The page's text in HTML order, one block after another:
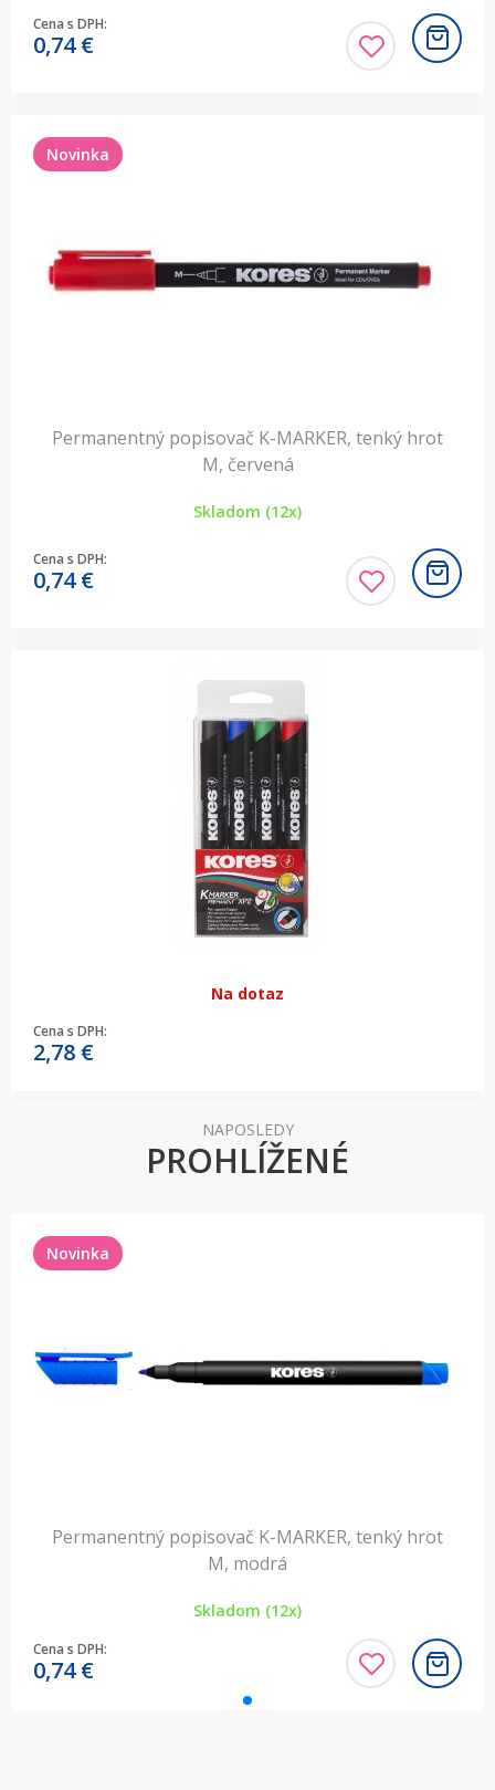
Cena s DPH:
0,74€
Novinka
Permanentný popisovač K-MARKER, tenký hrot
M, červená
Skladom (12x)
Cena s DPH:
0,74€
Na dotaz
Cena s DPH:
2,78 €
NAPOSLEDY
PROHLÍŽENÉ
Novinka
Permanentný popisovač K-MARKER, tenký hrot
M, modrá
Skladom (12x)
Cena s DPH:
0,74€